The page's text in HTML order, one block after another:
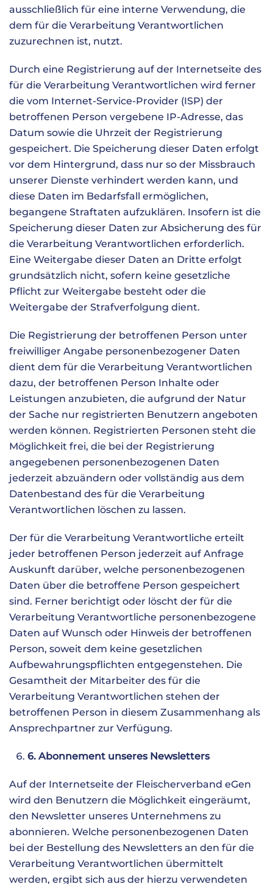
ausschließlich für eine interne Verwendung, die
dem für die Verarbeitung Verantwortlichen
zuzurechnen ist, nutzt.
Durch eine Registrierung auf der Internetseite des
für die Verarbeitung Verantwortlichen wird ferner
die vom Internet-Service-Provider (ISP) der
betroffenen Person vergebene IP-Adresse, das
Datum sowie die Uhrzeit der Registrierung
gespeichert. Die Speicherung dieser Daten erfolgt
vor dem Hintergrund, dass nur so der Missbrauch
unserer Dienste verhindert werden kann, und
diese Daten im Bedarfsfall ermöglichen,
begangene Straftaten aufzuklären. Insofern ist die
Speicherung dieser Daten zur Absicherung des für
die Verarbeitung Verantwortlichen erforderlich.
Eine Weitergabe dieser Daten an Dritte erfolgt
grundsätzlich nicht, sofern keine gesetzliche
Pflicht zur Weitergabe besteht oder die
Weitergabe der Strafverfolgung dient.
Die Registrierung der betroffenen Person unter
freiwilliger Angabe personenbezogener Daten
dient dem für die Verarbeitung Verantwortlichen
dazu, der betroffenen Person Inhalte oder
Leistungen anzubieten, die aufgrund der Natur
der Sache nur registrierten Benutzern angeboten
werden können. Registrierten Personen steht die
Möglichkeit frei, die bei der Registrierung
angegebenen personenbezogenen Daten
jederzeit abzuändern oder vollständig aus dem
Datenbestand des für die Verarbeitung
Verantwortlichen löschen zu lassen.
Der für die Verarbeitung Verantwortliche erteilt
jeder betroffenen Person jederzeit auf Anfrage
Auskunft darüber, welche personenbezogenen
Daten über die betroffene Person gespeichert
sind. Ferner berichtigt oder löscht der für die
Verarbeitung Verantwortliche personenbezogene
Daten auf Wunsch oder Hinweis der betroffenen
Person, soweit dem keine gesetzlichen
Aufbewahrungspflichten entgegenstehen. Die
Gesamtheit der Mitarbeiter des für die
Verarbeitung Verantwortlichen stehen der
betroffenen Person in diesem Zusammenhang als
Ansprechpartner zur Verfügung.
6. Abonnement unseres Newsletters
Auf der Internetseite der Fleischerverband eGen
wird den Benutzern die Möglichkeit eingeräumt,
den Newsletter unseres Unternehmens zu
abonnieren. Welche personenbezogenen Daten
bei der Bestellung des Newsletters an den für die
Verarbeitung Verantwortlichen übermittelt
werden, ergibt sich aus der hierzu verwendeten